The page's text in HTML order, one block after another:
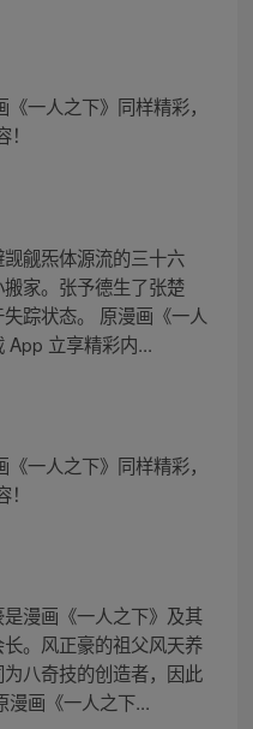
一人之下》同样精彩，
觎炁体源流的三十六
家。张予德生了张楚
踪状态。 原漫画《一人
App 立享精彩内...
一人之下》同样精彩，
漫画《一人之下》及其
。风正豪的祖父风天养
八奇技的创造者，因此
漫画《一人之下...